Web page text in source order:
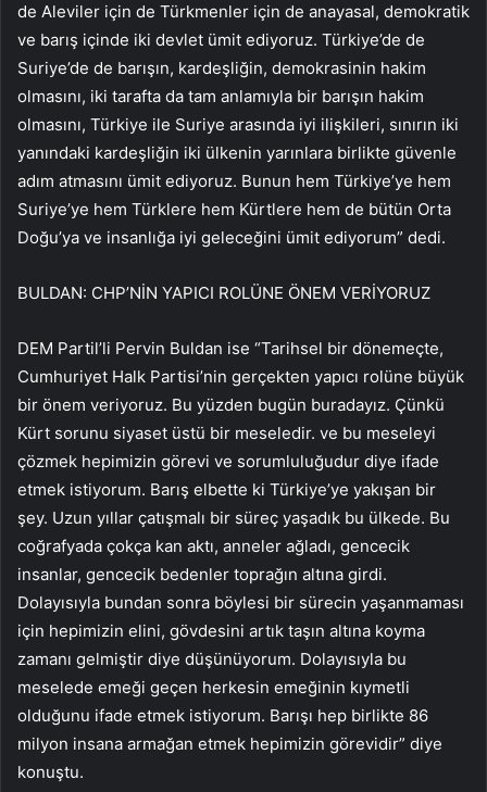
de Aleviler için de Türkmenler için de anayasal, demokratik
ve barış içinde iki devlet ümit ediyoruz. Türkiye’de de
Suriye’de de barışın, kardeşliğin, demokrasinin hakim
olmasını, iki tarafta da tam anlamıyla bir barışın hakim
olmasını, Türkiye ile Suriye arasında iyi ilişkileri, sınırın iki
yanındaki kardeşliğin iki ülkenin yarınlara birlikte güvenle
adım atmasını ümit ediyoruz. Bunun hem Türkiye’ye hem
Suriye’ye hem Türklere hem Kürtlere hem de bütün Orta
Doğu’ya ve insanlığa iyi geleceğini ümit ediyorum” dedi.
BULDAN: CHP’NİN YAPICI ROLÜNE ÖNEM VERİYORUZ
DEM Partil’li Pervin Buldan ise “Tarihsel bir dönemeçte,
Cumhuriyet Halk Partisi’nin gerçekten yapıcı rolüne büyük
bir önem veriyoruz. Bu yüzden bugün buradayız. Çünkü
Kürt sorunu siyaset üstü bir meseledir. ve bu meseleyi
çözmek hepimizin görevi ve sorumluluğudur diye ifade
etmek istiyorum. Barış elbette ki Türkiye’ye yakışan bir
şey. Uzun yıllar çatışmalı bir süreç yaşadık bu ülkede. Bu
coğrafyada çokça kan aktı, anneler ağladı, gencecik
insanlar, gencecik bedenler toprağın altına girdi.
Dolayısıyla bundan sonra böylesi bir sürecin yaşanmaması
için hepimizin elini, gövdesini artık taşın altına koyma
zamanı gelmiştir diye düşünüyorum. Dolayısıyla bu
meselede emeği geçen herkesin emeğinin kıymetli
olduğunu ifade etmek istiyorum. Barışı hep birlikte 86
milyon insana armağan etmek hepimizin görevidir” diye
konuştu.